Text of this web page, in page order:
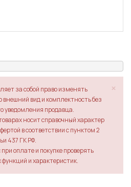
×
за собой право изменять
внешний вид и комплектность без
уведомления продавца.
носит справочный характер
в соответствии с пунктом 2
437 ГК РФ.
оплате и покупке проверять
и характеристик.